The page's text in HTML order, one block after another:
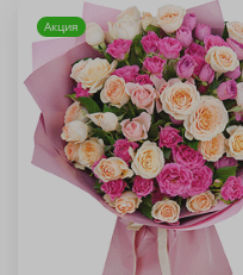
Акция